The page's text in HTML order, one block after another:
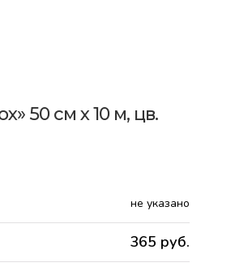
50 см x 10 м, цв.
не указано
365 руб.